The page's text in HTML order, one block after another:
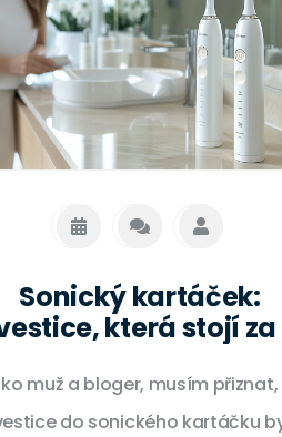
možná neznáte.
Sonický kartáček:
která stojí
muž a bloger, musím přiznat,
do sonického kartáčku